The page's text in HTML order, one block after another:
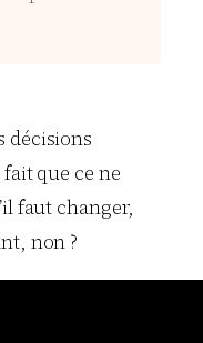
décisions
que ce ne
faut changer,
non ?